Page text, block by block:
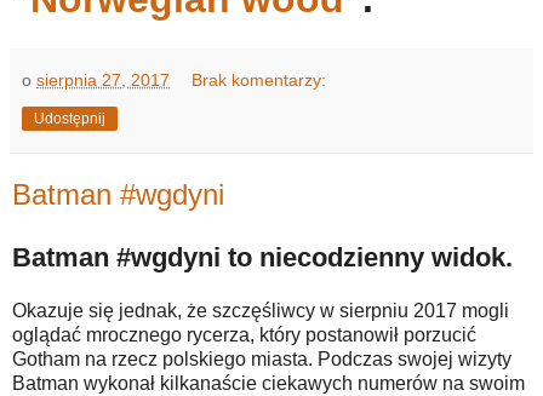
o sierpnia 27, 2017 Brak komentarzy:
Udostępnij
Batman #wgdyni
Batman #wgdyni to niecodzienny widok.
Okazuje się jednak, że szczęśliwcy w sierpniu 2017 mogli
oglądać mrocznego rycerza, który postanowił porzucić
Gotham na rzecz polskiego miasta. Podczas swojej wizyty
Batman wykonał kilkanaście ciekawych numerów na swoim